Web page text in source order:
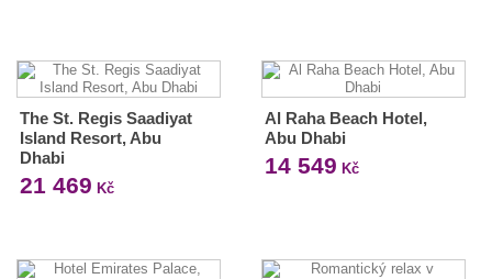
The St. Regis Saadiyat
Island Resort, Abu
Dhabi
21 469 Kč
Al Raha Beach Hotel,
Abu Dhabi
14 549 Kč